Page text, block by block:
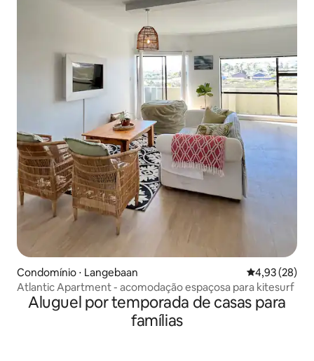
Condomínio ⋅ Langebaan 4,93 de uma
4,93 (28)
Atlantic Apartment - acomodação espaçosa para kitesurf
Aluguel por temporada de casas para
famílias